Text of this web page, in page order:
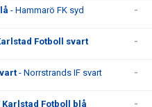
- Hammarö FK syd -
Fotboll svart -
- Norrstrands IF svart -
Karlstad Fotboll blå -